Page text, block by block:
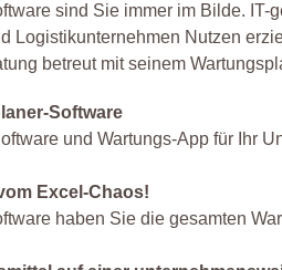
sind Sie immer im Bilde.
Logistikunternehmen Nutzen
betreut mit seinem
Software
und Wartungs-App für Ihr
Excel-Chaos!
haben Sie die gesamten